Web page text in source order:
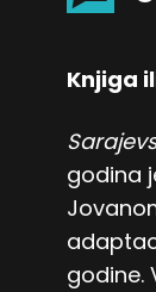
Knjiga
godina
godine.